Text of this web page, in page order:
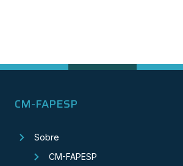
CM-FAPESP
Sobre
CM-FAPESP